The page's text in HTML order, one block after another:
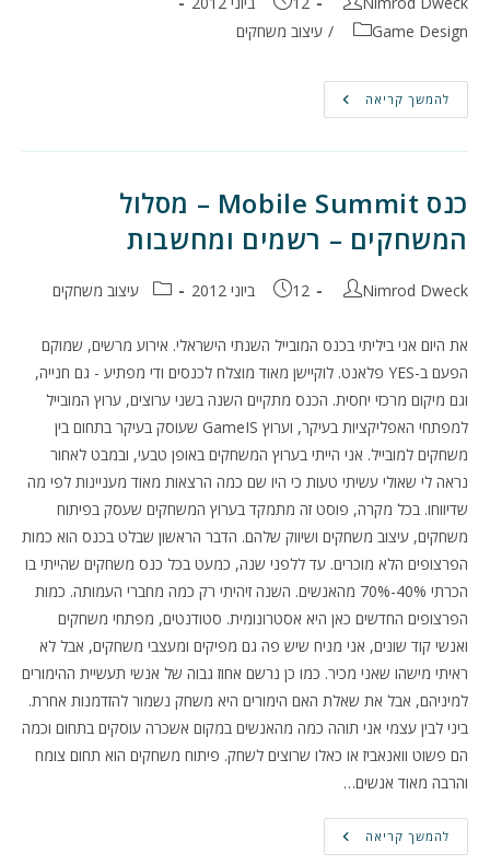
קטגוריה:
Game Design
/ עיצוב משחקים
להמשך קריאה
Mobile
רשמים
כנס Mobile Summit – מסלול
המשחקים – רשמים ומחשבות
מחבר:
Nimrod Dweck פורסם:
12 ביוני 2012 קטגוריה:עיצוב משחקים
את היום אני ביליתי בכנס המובייל השנתי הישראלי. אירוע מרשים, שמוקם
הפעם ב-YES פלאנט. לוקיישן מאוד מוצלח לכנסים ודי מפתיע - גם חנייה,
וגם מיקום מרכזי יחסית. הכנס מתקיים השנה בשני ערוצים, ערוץ המובייל
למפתחי האפליקציות בעיקר, וערוץ GameIS שעוסק בעיקר בתחום בין
משחקים למובייל. אני הייתי בערוץ המשחקים באופן טבעי, ובמבט לאחור
נראה לי שאולי עשיתי טעות כי היו שם כמה הרצאות מאוד מעניינות לפי מה
שדיווחו. בכל מקרה, פוסט זה מתמקד בערוץ המשחקים שעסק בפיתוח
משחקים, עיצוב משחקים ושיווק שלהם. הדבר הראשון שבלט בכנס הוא כמות
הפרצופים הלא מוכרים. עד ללפני שנה, כמעט בכל כנס משחקים שהייתי בו
הכרתי 40%-70% מהאנשים. השנה זיהיתי רק כמה מחברי העמותה. כמות
הפרצופים החדשים כאן היא אסטרונומית. סטודנטים, מפתחי משחקים
ואנשי קוד שונים, אני מניח שיש פה גם מפיקים ומעצבי משחקים, אבל לא
ראיתי מישהו שאני מכיר. כמו כן נרשם אחוז גבוה של אנשי תעשיית ההימורים
למיניהם, אבל את שאלת האם הימורים היא משחק נשמור להזדמנות אחרת.
ביני לבין עצמי אני תוהה כמה מהאנשים במקום אשכרה עוסקים בתחום וכמה
הם פשוט וואנאביז או כאלו שרוצים לשחק. פיתוח משחקים הוא תחום צומח
והרבה מאוד אנשים…
להמשך קריאה כנס
Mobile